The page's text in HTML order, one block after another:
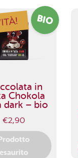
BIO
in
Chokola
dark – bio
€2,90
esaurito